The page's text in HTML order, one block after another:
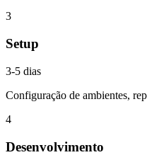
3
Setup
3-5 dias
Configuração de ambientes,
4
Desenvolvimento